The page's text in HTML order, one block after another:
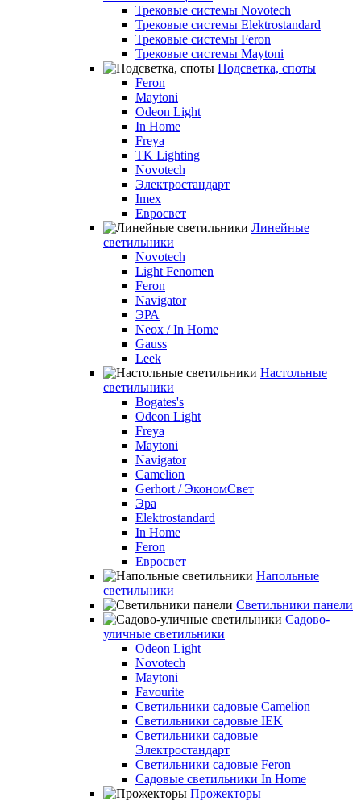
Трековые системы Novotech
Трековые системы Elektrostandard
Трековые системы Feron
Трековые системы Maytoni
Подсветка, споты
Feron
Maytoni
Odeon Light
In Home
Freya
TK Lighting
Novotech
Электростандарт
Imex
Евросвет
Линейные
светильники
Novotech
Light Fenomen
Feron
Navigator
ЭРА
Neox / In Home
Gauss
Leek
Настольные
светильники
Bogates's
Odeon Light
Freya
Maytoni
Navigator
Camelion
Gerhort / ЭкономСвет
Эра
Elektrostandard
In Home
Feron
Евросвет
Напольные
светильники
Светильники панели
Садово-
уличные светильники
Odeon Light
Novotech
Maytoni
Favourite
Светильники садовые Camelion
Светильники садовые IEK
Светильники садовые
Электростандарт
Светильники садовые Feron
Садовые светильники In Home
Прожекторы